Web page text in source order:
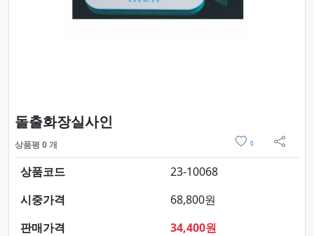
돌출화장실사인
상품평 0 개 0
sns 공
상품코드
23-10068
시중가격
68,800원
판매가격
34,400원